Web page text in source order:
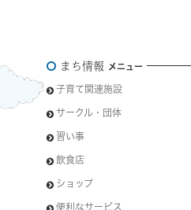
まち情報 メニュー
子育て関連施設
サークル・団体
習い事
飲食店
ショップ
便利なサービス